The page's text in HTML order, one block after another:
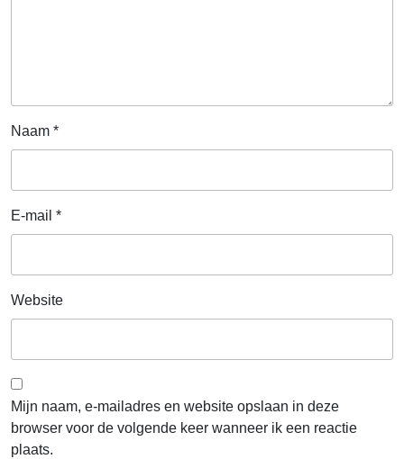
Naam *
E-mail *
Website
Mijn naam, e-mailadres en website opslaan in deze
browser voor de volgende keer wanneer ik een reactie
plaats.